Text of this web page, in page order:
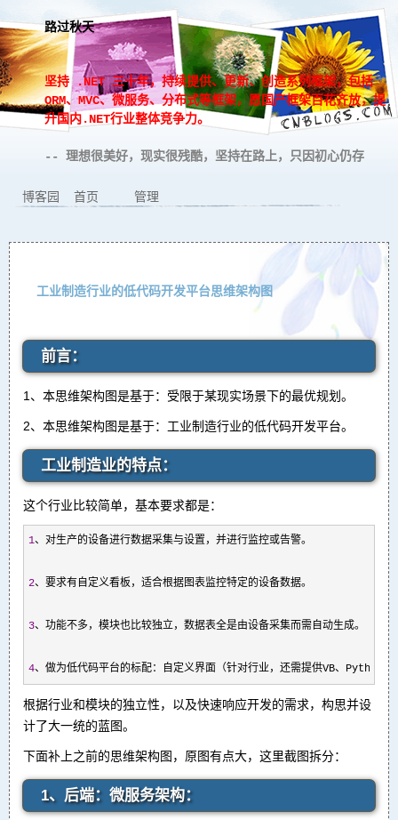
路过秋天
坚持 .NET 三十年，持续提供、更新、创造系列框架，包括
ORM、MVC、微服务、分布式等框架，愿国产框架百花齐放，提
升国内.NET行业整体竞争力。
-- 理想很美好，现实很残酷，坚持在路上，只因初心仍存
博客园 首页 管理
工业制造行业的低代码开发平台思维架构图
前言：
1、本思维架构图是基于：受限于某现实场景下的最优规划。
2、本思维架构图是基于：工业制造行业的低代码开发平台。
工业制造业的特点：
这个行业比较简单，基本要求都是：
1、对生产的设备进行数据采集与设置，并进行监控或告警。
2、要求有自定义看板，适合根据图表监控特定的设备数据。
3、功能不多，模块也比较独立，数据表全是由设备采集而需自动生成。
4、做为低代码平台的标配：自定义界面（针对行业，还需提供VB、Python
根据行业和模块的独立性，以及快速响应开发的需求，构思并设
计了大一统的蓝图。
下面补上之前的思维架构图，原图有点大，这里截图拆分：
1、后端：微服务架构：